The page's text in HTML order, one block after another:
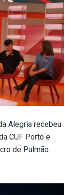
Alegria recebeu
CUF Porto e
de Pulmão.